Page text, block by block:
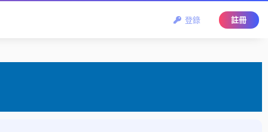
登錄 註冊